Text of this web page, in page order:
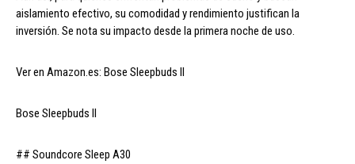
aislamiento efectivo, su comodidad y rendimiento justifican la
inversión. Se nota su impacto desde la primera noche de uso.
Ver en Amazon.es: Bose Sleepbuds II
Bose Sleepbuds II
## Soundcore Sleep A30